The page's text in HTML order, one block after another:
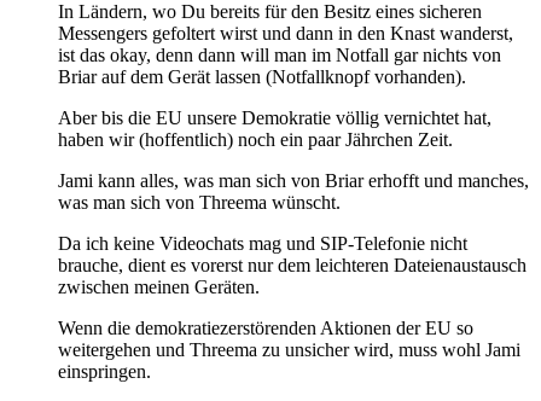
In Ländern, wo Du bereits für den Besitz eines sicheren
Messengers gefoltert wirst und dann in den Knast wanderst,
ist das okay, denn dann will man im Notfall gar nichts von
Briar auf dem Gerät lassen (Notfallknopf vorhanden).
Aber bis die EU unsere Demokratie völlig vernichtet hat,
haben wir (hoffentlich) noch ein paar Jährchen Zeit.
Jami kann alles, was man sich von Briar erhofft und manches,
was man sich von Threema wünscht.
Da ich keine Videochats mag und SIP-Telefonie nicht
brauche, dient es vorerst nur dem leichteren Dateienaustausch
zwischen meinen Geräten.
Wenn die demokratiezerstörenden Aktionen der EU so
weitergehen und Threema zu unsicher wird, muss wohl Jami
einspringen.